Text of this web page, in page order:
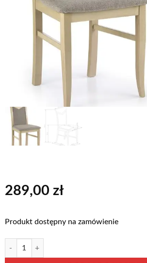
289,00 zł
Produkt dostępny na zamówienie
ilość CITRONE dąb sonoma/INARI 23
Alternative: